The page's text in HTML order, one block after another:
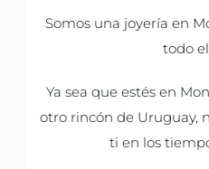
Somos una joyería en
todo
Ya sea que estés en
otro rincón de Uruguay,
ti en los